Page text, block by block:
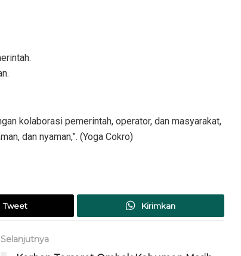
kolaborasi pemerintah, operator, dan masyarakat,
dan nyaman,”. (Yoga Cokro)
Tweet Kirimkan
Selanjutnya